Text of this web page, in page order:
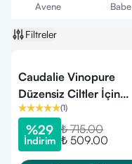
Avene Babe
Filtreler
Caudalie Vinopure
Düzensiz Ciltler İçin
Salisilik Krem 15 ml
(1)
%29
İndirim
₺ 715.00
₺ 509.00